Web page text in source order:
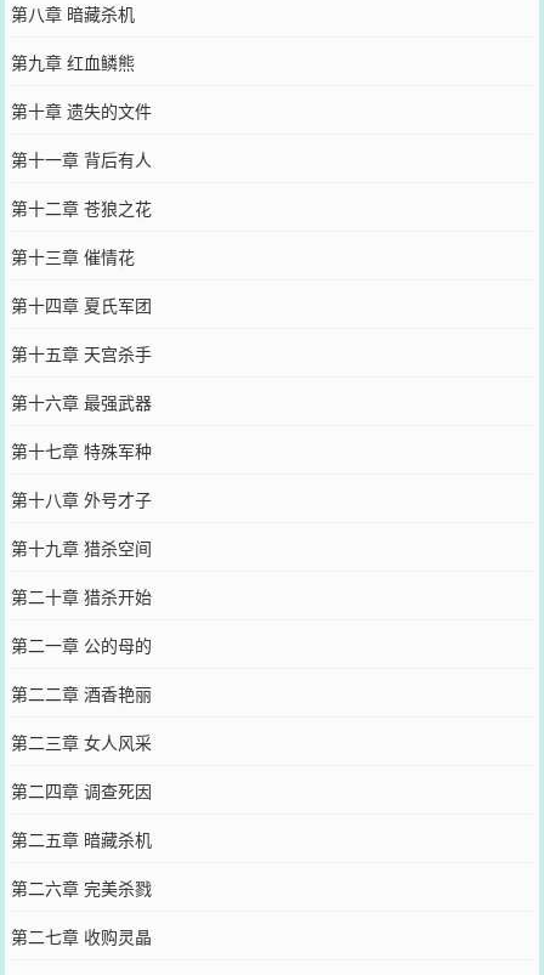
第八章 暗藏杀机
第九章 红血鳞熊
第十章 遗失的文件
第十一章 背后有人
第十二章 苍狼之花
第十三章 催情花
第十四章 夏氏军团
第十五章 天宫杀手
第十六章 最强武器
第十七章 特殊军种
第十八章 外号才子
第十九章 猎杀空间
第二十章 猎杀开始
第二一章 公的母的
第二二章 酒香艳丽
第二三章 女人风采
第二四章 调查死因
第二五章 暗藏杀机
第二六章 完美杀戮
第二七章 收购灵晶